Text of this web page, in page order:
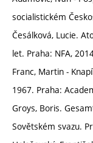
socialistickém
Česálková, Lucie.
let. Praha: NFA,
Franc, Martin ‒
1967. Praha:
Groys, Boris.
Sovětském svazu.